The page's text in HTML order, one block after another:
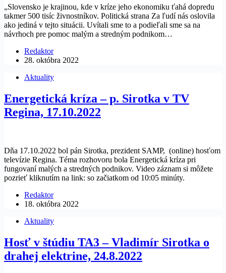
„Slovensko je krajinou, kde v kríze jeho ekonomiku ťahá dopredu
takmer 500 tisíc živnostníkov. Politická strana Za ľudí nás oslovila
ako jediná v tejto situácii. Uvítali sme to a podieľali sme sa na
návrhoch pre pomoc malým a stredným podnikom…
Redaktor
28. októbra 2022
Aktuality
Energetická kríza – p. Sirotka v TV
Regina, 17.10.2022
Dňa 17.10.2022 bol pán Sirotka, prezident SAMP, (online) hosťom
televízie Regina. Téma rozhovoru bola Energetická kríza pri
fungovaní malých a stredných podnikov. Video záznam si môžete
pozrieť kliknutím na link: so začiatkom od 10:05 minúty.
Redaktor
18. októbra 2022
Aktuality
Hosť v štúdiu TA3 – Vladimír Sirotka o
drahej elektrine, 24.8.2022